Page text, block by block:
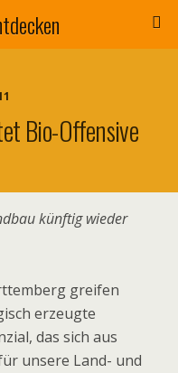
Bio-Offensive
künftig wieder
greifen
erzeugte
das sich aus
unsere Land- und